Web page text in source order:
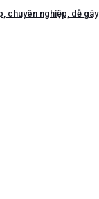
chuyên nghiệp, dễ gây